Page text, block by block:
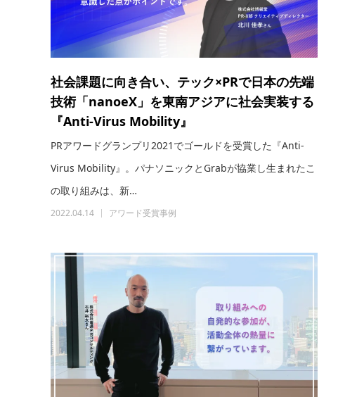
社会課題に向き合い、テック×PRで日本の先端
技術「nanoeX」を東南アジアに社会実装する
『Anti-Virus Mobility』
PRアワードグランプリ2021でゴールドを受賞した『Anti-
Virus Mobility』。パナソニックとGrabが協業し生まれたこ
の取り組みは、新…
2022.04.14 アワード受賞事例